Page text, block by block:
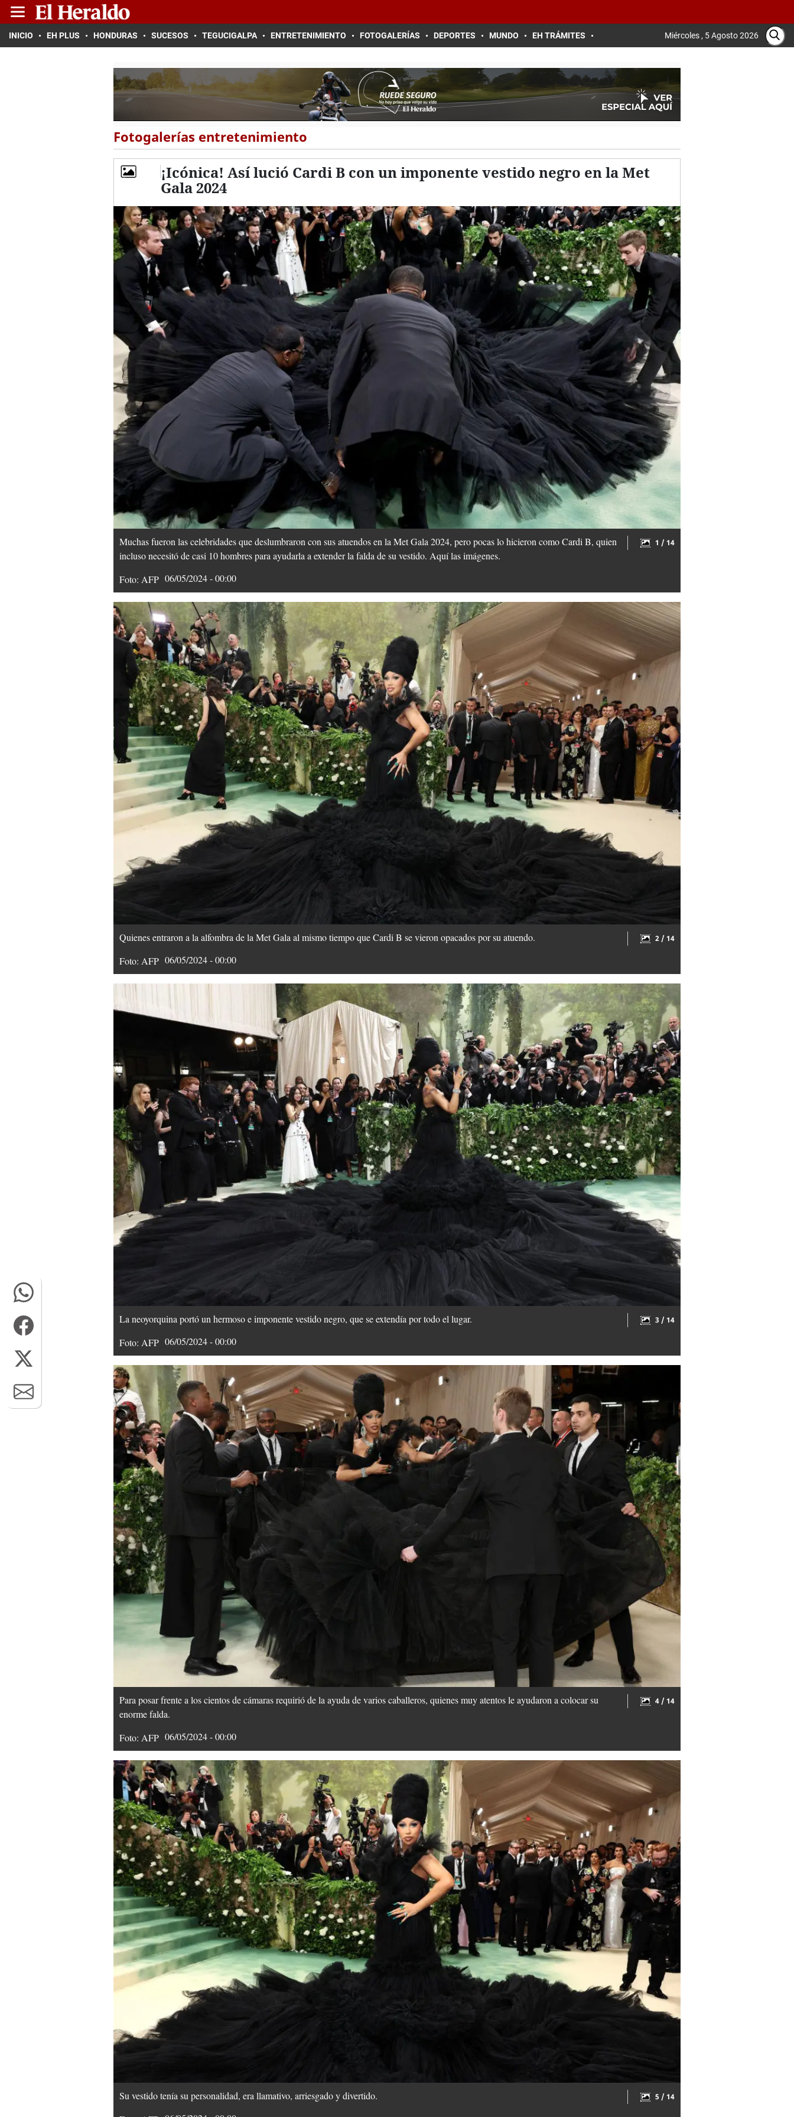
INICIO EH PLUS HONDURAS SUCESOS TEGUCIGALPA ENTRETENIMIENTO FOTOGALERÍAS DEPORTES MUNDO EH TRÁMITES Miércoles , 5 Agosto 2026
Fotogalerías entretenimiento
¡Icónica! Así lució Cardi B con un imponente vestido negro en la Met
Gala 2024
Muchas fueron las celebridades que deslumbraron con sus atuendos en la Met Gala 2024, pero pocas lo hicieron como Cardi B, quien
incluso necesitó de casi 10 hombres para ayudarla a extender la falda de su vestido. Aquí las imágenes.
Foto: AFP 06/05/2024 - 00:00
1 / 14
Quienes entraron a la alfombra de la Met Gala al mismo tiempo que Cardi B se vieron opacados por su atuendo.
Foto: AFP 06/05/2024 - 00:00
2 / 14
La neoyorquina portó un hermoso e imponente vestido negro, que se extendía por todo el lugar.
Foto: AFP 06/05/2024 - 00:00
3 / 14
Para posar frente a los cientos de cámaras requirió de la ayuda de varios caballeros, quienes muy atentos le ayudaron a colocar su
enorme falda.
Foto: AFP 06/05/2024 - 00:00
4 / 14
Su vestido tenía su personalidad, era llamativo, arriesgado y divertido.
5 / 14